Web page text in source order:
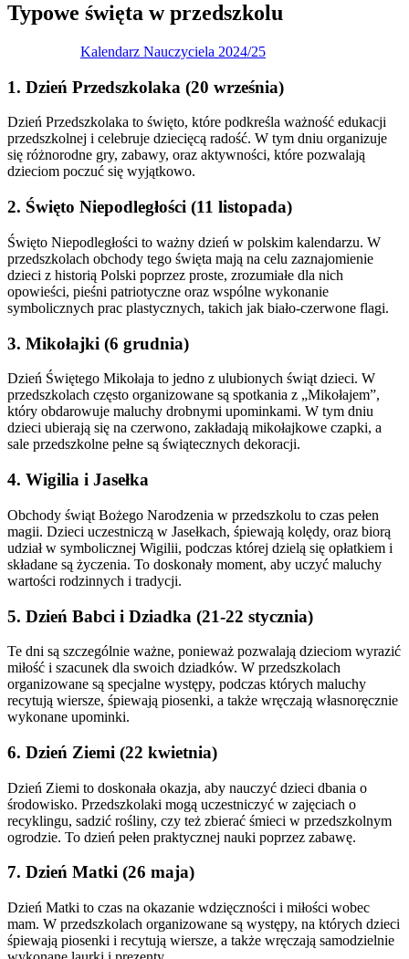
Typowe święta w przedszkolu
Kalendarz Nauczyciela 2024/25
1. Dzień Przedszkolaka (20 września)
Dzień Przedszkolaka to święto, które podkreśla ważność edukacji
przedszkolnej i celebruje dziecięcą radość. W tym dniu organizuje
się różnorodne gry, zabawy, oraz aktywności, które pozwalają
dzieciom poczuć się wyjątkowo.
2. Święto Niepodległości (11 listopada)
Święto Niepodległości to ważny dzień w polskim kalendarzu. W
przedszkolach obchody tego święta mają na celu zaznajomienie
dzieci z historią Polski poprzez proste, zrozumiałe dla nich
opowieści, pieśni patriotyczne oraz wspólne wykonanie
symbolicznych prac plastycznych, takich jak biało-czerwone flagi.
3. Mikołajki (6 grudnia)
Dzień Świętego Mikołaja to jedno z ulubionych świąt dzieci. W
przedszkolach często organizowane są spotkania z „Mikołajem”,
który obdarowuje maluchy drobnymi upominkami. W tym dniu
dzieci ubierają się na czerwono, zakładają mikołajkowe czapki, a
sale przedszkolne pełne są świątecznych dekoracji.
4. Wigilia i Jasełka
Obchody świąt Bożego Narodzenia w przedszkolu to czas pełen
magii. Dzieci uczestniczą w Jasełkach, śpiewają kolędy, oraz biorą
udział w symbolicznej Wigilii, podczas której dzielą się opłatkiem i
składane są życzenia. To doskonały moment, aby uczyć maluchy
wartości rodzinnych i tradycji.
5. Dzień Babci i Dziadka (21-22 stycznia)
Te dni są szczególnie ważne, ponieważ pozwalają dzieciom wyrazić
miłość i szacunek dla swoich dziadków. W przedszkolach
organizowane są specjalne występy, podczas których maluchy
recytują wiersze, śpiewają piosenki, a także wręczają własnoręcznie
wykonane upominki.
6. Dzień Ziemi (22 kwietnia)
Dzień Ziemi to doskonała okazja, aby nauczyć dzieci dbania o
środowisko. Przedszkolaki mogą uczestniczyć w zajęciach o
recyklingu, sadzić rośliny, czy też zbierać śmieci w przedszkolnym
ogrodzie. To dzień pełen praktycznej nauki poprzez zabawę.
7. Dzień Matki (26 maja)
Dzień Matki to czas na okazanie wdzięczności i miłości wobec
mam. W przedszkolach organizowane są występy, na których dzieci
śpiewają piosenki i recytują wiersze, a także wręczają samodzielnie